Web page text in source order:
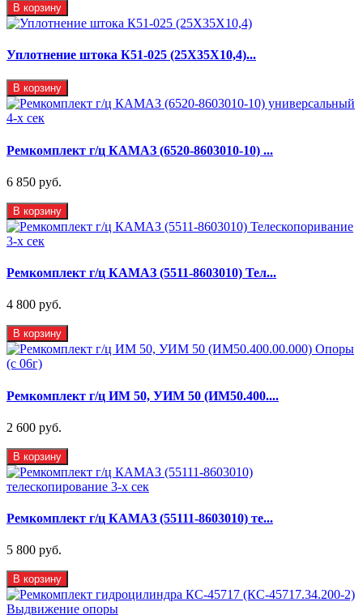
В корзину
Уплотнение штока К51-025 (25Х35Х10,4)...
В корзину
Ремкомплект г/ц КАМАЗ (6520-8603010-10) ...
6 850 руб.
В корзину
Ремкомплект г/ц КАМАЗ (5511-8603010) Тел...
4 800 руб.
В корзину
Ремкомплект г/ц ИМ 50, УИМ 50 (ИМ50.400....
2 600 руб.
В корзину
Ремкомплект г/ц КАМАЗ (55111-8603010) те...
5 800 руб.
В корзину